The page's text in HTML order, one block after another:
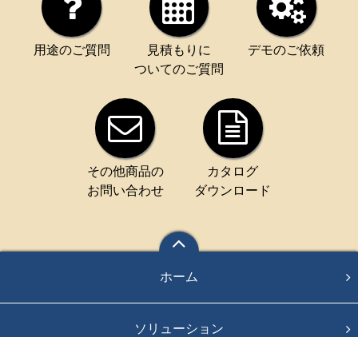
用途のご質問
見積もりに
ついてのご質問
デモのご依頼
その他商品の
お問い合わせ
カタログ
ダウンロード
ホーム
ソリューション